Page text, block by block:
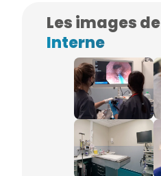
Les images de
Interne